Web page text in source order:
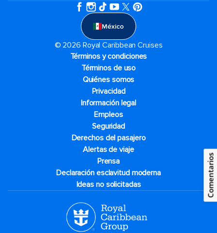
México
© 2026 Royal Caribbean Cruises
Términos y condiciones
Términos de uso
Quiénes somos
Privacidad
Información legal
Empleos
Seguridad
Derechos del pasajero
Alertas de viaje
Prensa
Declaración esclavitud moderna
Ideas no solicitadas
Comentarios